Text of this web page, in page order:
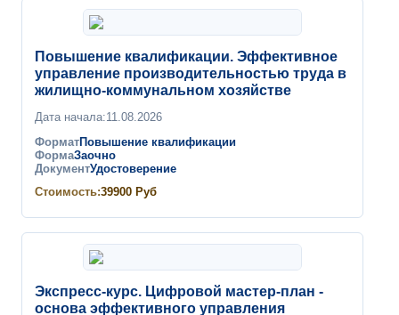
Повышение квалификации. Эффективное
управление производительностью труда в
жилищно-коммунальном хозяйстве
Дата начала:11.08.2026
ФорматПовышение квалификации
ФормаЗаочно
ДокументУдостоверение
Стоимость:39900 Руб
Экспресс-курс. Цифровой мастер-план -
основа эффективного управления